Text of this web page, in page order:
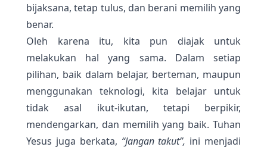
bijaksana, tetap tulus, dan berani memilih yang
benar.
Oleh karena itu, kita pun diajak untuk
melakukan hal yang sama. Dalam setiap
pilihan, baik dalam belajar, berteman, maupun
menggunakan teknologi, kita belajar untuk
tidak asal ikut-ikutan, tetapi berpikir,
mendengarkan, dan memilih yang baik. Tuhan
Yesus juga berkata, “Jangan takut”, ini menjadi